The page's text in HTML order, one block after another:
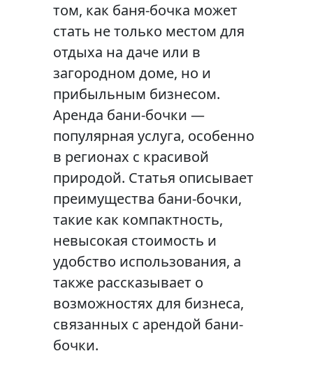
том, как баня-бочка может
стать не только местом для
отдыха на даче или в
загородном доме, но и
прибыльным бизнесом.
Аренда бани-бочки —
популярная услуга, особенно
в регионах с красивой
природой. Статья описывает
преимущества бани-бочки,
такие как компактность,
невысокая стоимость и
удобство использования, а
также рассказывает о
возможностях для бизнеса,
связанных с арендой бани-
бочки.